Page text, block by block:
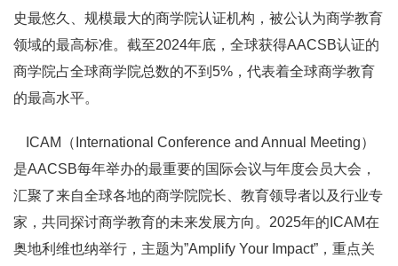
史最悠久、规模最大的商学院认证机构，被公认为商学教育
领域的最高标准。截至2024年底，全球获得AACSB认证的
商学院占全球商学院总数的不到5%，代表着全球商学教育
的最高水平。
ICAM（International Conference and Annual Meeting）
是AACSB每年举办的最重要的国际会议与年度会员大会，
汇聚了来自全球各地的商学院院长、教育领导者以及行业专
家，共同探讨商学教育的未来发展方向。2025年的ICAM在
奥地利维也纳举行，主题为”Amplify Your Impact”，重点关